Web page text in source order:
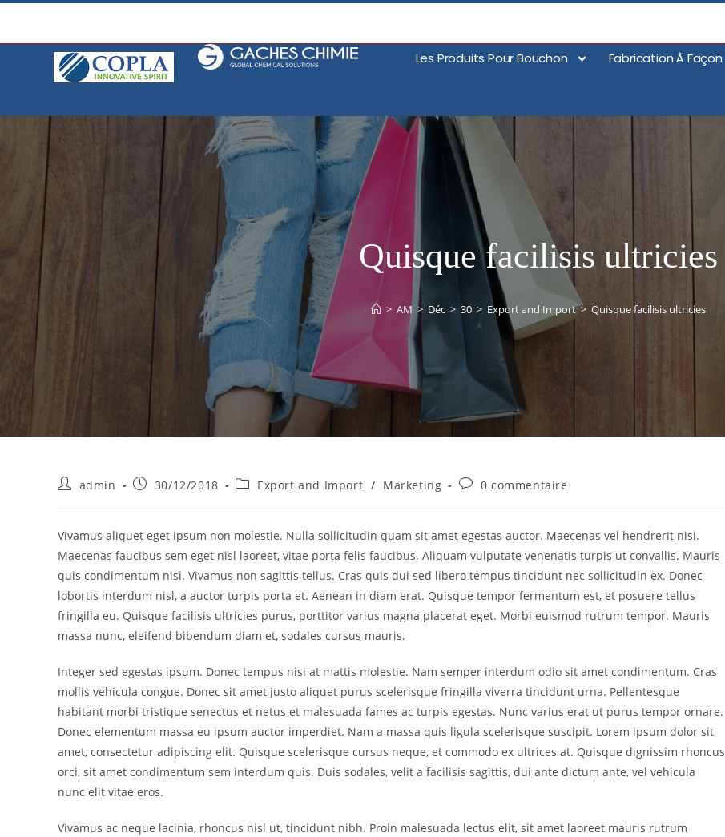
Les Produits Pour Bouchon Fabrication À Façon
Quisque facilisis ultricies
> AM > Déc > 30 > Export and Import > Quisque facilisis ultricies
admin 30/12/2018 Export and Import / Marketing 0 commentaire
Vivamus aliquet eget ipsum non molestie. Nulla sollicitudin quam sit amet egestas auctor. Maecenas vel hendrerit nisi.
Maecenas faucibus sem eget nisl laoreet, vitae porta felis faucibus. Aliquam vulputate venenatis turpis ut convallis. Mauris
quis condimentum nisi. Vivamus non sagittis tellus. Cras quis dui sed libero tempus tincidunt nec sollicitudin ex. Donec
lobortis interdum nisl, a auctor turpis porta et. Aenean in diam erat. Quisque tempor fermentum est, et posuere tellus
fringilla eu. Quisque facilisis ultricies purus, porttitor varius magna placerat eget. Morbi euismod rutrum tempor. Mauris
massa nunc, eleifend bibendum diam et, sodales cursus mauris.
Integer sed egestas ipsum. Donec tempus nisi at mattis molestie. Nam semper interdum odio sit amet condimentum. Cras
mollis vehicula congue. Donec sit amet justo aliquet purus scelerisque fringilla viverra tincidunt urna. Pellentesque
habitant morbi tristique senectus et netus et malesuada fames ac turpis egestas. Nunc varius erat ut purus tempor ornare.
Donec elementum massa eu ipsum auctor imperdiet. Nam a massa quis ligula scelerisque suscipit. Lorem ipsum dolor sit
amet, consectetur adipiscing elit. Quisque scelerisque cursus neque, et commodo ex ultrices at. Quisque dignissim rhoncus
orci, sit amet condimentum sem interdum quis. Duis sodales, velit a facilisis sagittis, dui ante dictum ante, vel vehicula
nunc elit vitae eros.
Vivamus ac neque lacinia, rhoncus nisl ut, tincidunt nibh. Proin malesuada lectus elit, sit amet laoreet mauris rutrum